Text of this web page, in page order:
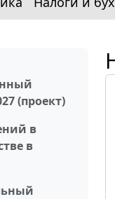
(проект)
в
в